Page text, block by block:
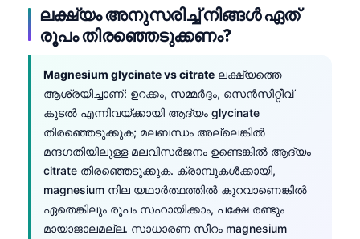
ലക്ഷ്യം അനുസരിച്ച് നിങ്ങൾ ഏത്
രൂപം തിരഞ്ഞെടുക്കണം?
Magnesium glycinate vs citrate ലക്ഷ്യത്തെ
ആശ്രയിച്ചാണ്: ഉറക്കം, സമ്മർദ്ദം, സെൻസിറ്റീവ്
കുടൽ എന്നിവയ്ക്കായി ആദ്യം glycinate
തിരഞ്ഞെടുക്കുക; മലബന്ധം അല്ലെങ്കിൽ
മന്ദഗതിയിലുള്ള മലവിസർജനം ഉണ്ടെങ്കിൽ ആദ്യം
citrate തിരഞ്ഞെടുക്കുക. ക്രാമ്പുകൾക്കായി,
magnesium നില യഥാർത്ഥത്തിൽ കുറവാണെങ്കിൽ
ഏതെങ്കിലും രൂപം സഹായിക്കാം, പക്ഷേ രണ്ടും
മായാജാലമല്ല. സാധാരണ സീറം magnesium